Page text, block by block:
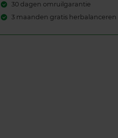
30 dagen omruilgarantie
3 maanden gratis herbalanceren